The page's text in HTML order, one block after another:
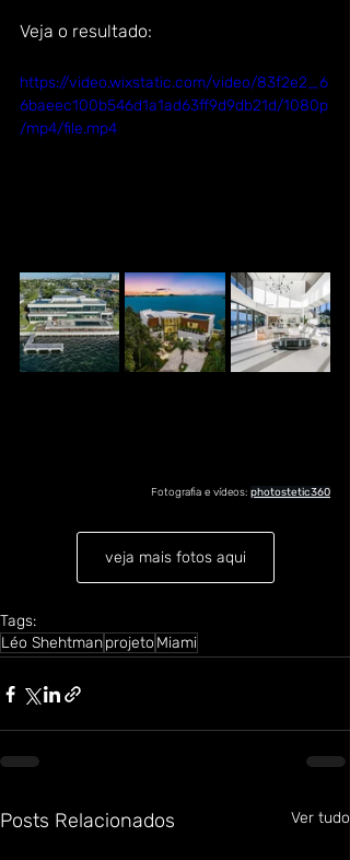
Veja o resultado:
https://video.wixstatic.com/video/83f2e2_6
6baeec100b546d1a1ad63ff9d9db21d/1080p
/mp4/file.mp4
Fotografia e vídeos: photostetic360
veja mais fotos aqui
Tags:
Léo Shehtmanprojeto Miami
Posts Relacionados Ver tudo